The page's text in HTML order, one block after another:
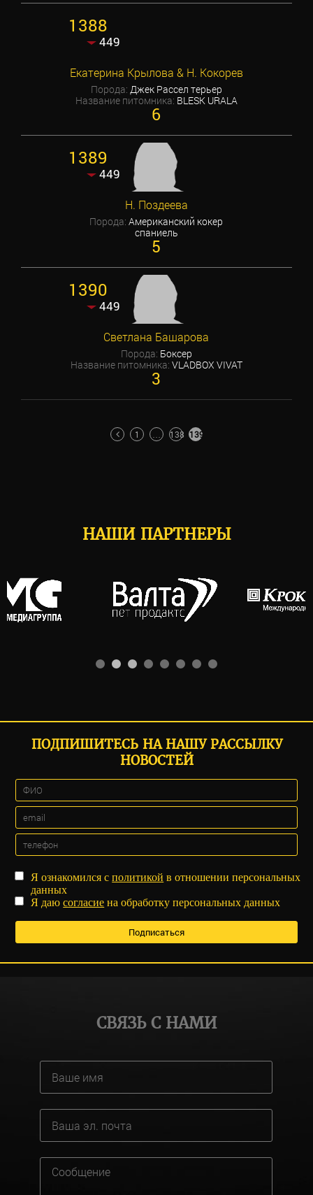
1388
449
Екатерина Крылова & Н. Кокорев
Порода: Джек Рассел терьер
Название питомника: BLESK URALA
6
1389
449
Н. Поздеева
Порода: Американский кокер
спаниель
5
1390
449
Светлана Башарова
Порода: Боксер
Название питомника: VLADBOX VIVAT
3
1 138 139
НАШИ ПАРТНЕРЫ
ПОДПИШИТЕСЬ НА НАШУ РАССЫЛКУ
НОВОСТЕЙ
Я ознакомился сполитикой в отношении персональных
данных
Я даюсогласие на обработку персональных данных
СВЯЗЬ С НАМИ